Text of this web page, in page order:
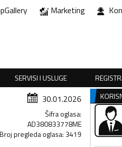
Marketing
SERVISI I USLUGE
30.01.2026
Šifra oglasa:
AD380833778ME
Broj pregleda oglasa: 3419